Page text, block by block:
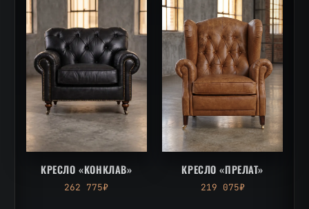
КРЕСЛО «КОНКЛАВ»
262 775₽
КРЕСЛО «ПРЕЛАТ»
219 075₽